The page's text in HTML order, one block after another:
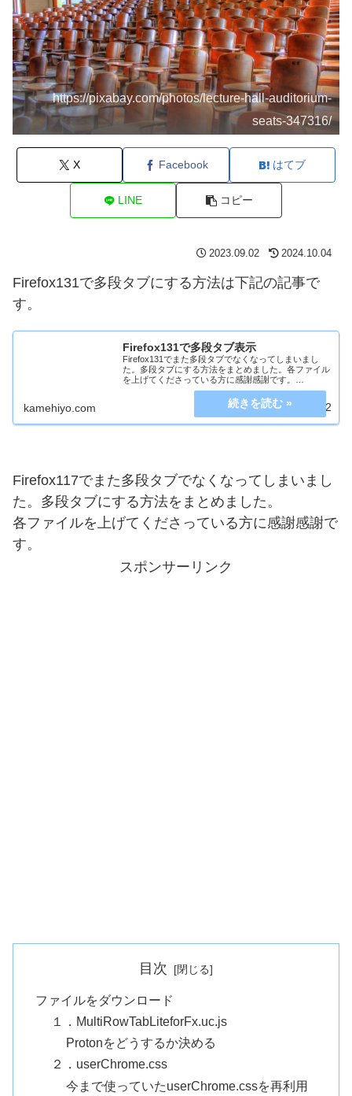
https://pixabay.com/photos/lecture-hall-auditorium-
seats-347316/
X Facebook はてブ
LINE コピー
2023.09.02 2024.10.04
Firefox131で多段タブにする方法は下記の記事で
す。
Firefox131で多段タブ表示
Firefox131でまた多段タブでなくなってしまいまし
た。多段タブにする方法をまとめました。各ファイル
を上げてくださっている方に感謝感謝です。
※2024/11/28 Firefox133でタブバーがツールバーの上
になってしまったので、変更...
kamehiyo.com 2024.10.02
Firefox117でまた多段タブでなくなってしまいまし
た。多段タブにする方法をまとめました。
各ファイルを上げてくださっている方に感謝感謝で
す。
スポンサーリンク
目次
ファイルをダウンロード
１．MultiRowTabLiteforFx.uc.js
Protonをどうするか決める
２．userChrome.css
今まで使っていたuserChrome.cssを再利用